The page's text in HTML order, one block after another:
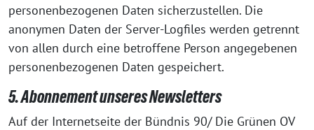
personenbezogenen Daten sicherzustellen. Die
anonymen Daten der Server-Logfiles werden getrennt
von allen durch eine betroffene Person angegebenen
personenbezogenen Daten gespeichert.
5. Abonnement unseres Newsletters
Auf der Internetseite der Bündnis 90/ Die Grünen OV